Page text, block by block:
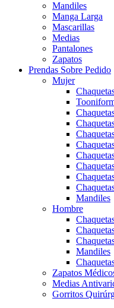
Mandiles
Manga Larga
Mascarillas
Medias
Pantalones
Zapatos
Prendas Sobre Pedido
Mujer
Mandiles
Hombre
Mandiles
Zapatos
Medias
Gorritos